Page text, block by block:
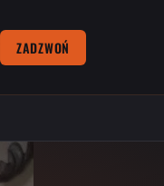
ZADZWOŃ